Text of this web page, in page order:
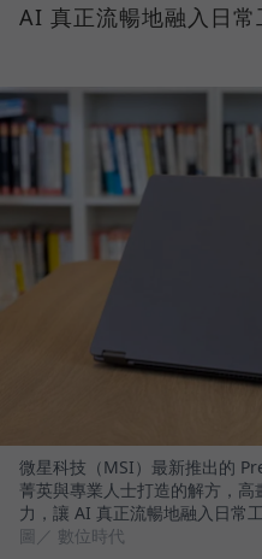
AI 真正流暢地融入日常
微星科技（MSI）最新推出的
菁英與專業人士打造的解方，
力，讓 AI 真正流暢地融入日常工
圖／ 數位時代